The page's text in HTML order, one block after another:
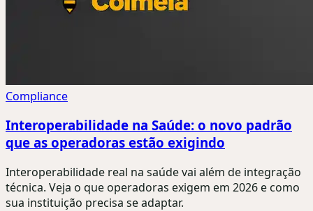
Compliance
Interoperabilidade na Saúde: o novo padrão
que as operadoras estão exigindo
Interoperabilidade real na saúde vai além de integração
técnica. Veja o que operadoras exigem em 2026 e como
sua instituição precisa se adaptar.